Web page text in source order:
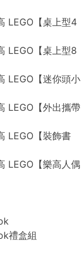
LEGO【桌上型4
LEGO【桌上型8
LEGO【迷你頭小
LEGO【外出攜帶
LEGO【裝飾書
LEGO【樂高人偶
禮盒組